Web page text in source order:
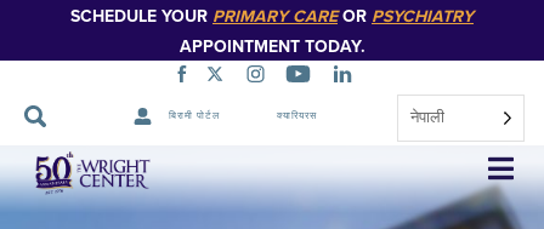
SCHEDULE YOUR PRIMARY CAREOR PSYCHIATRY
APPOINTMENT TODAY.
बिरामी पोर्टल क्यारियरस नेपाली
नेभिगेसन
स्किप
गर्नुहोस्